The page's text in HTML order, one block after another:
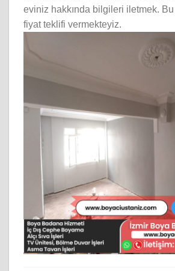
eviniz hakkında bilgileri iletmek. Bu
fiyat teklifi vermekteyiz.